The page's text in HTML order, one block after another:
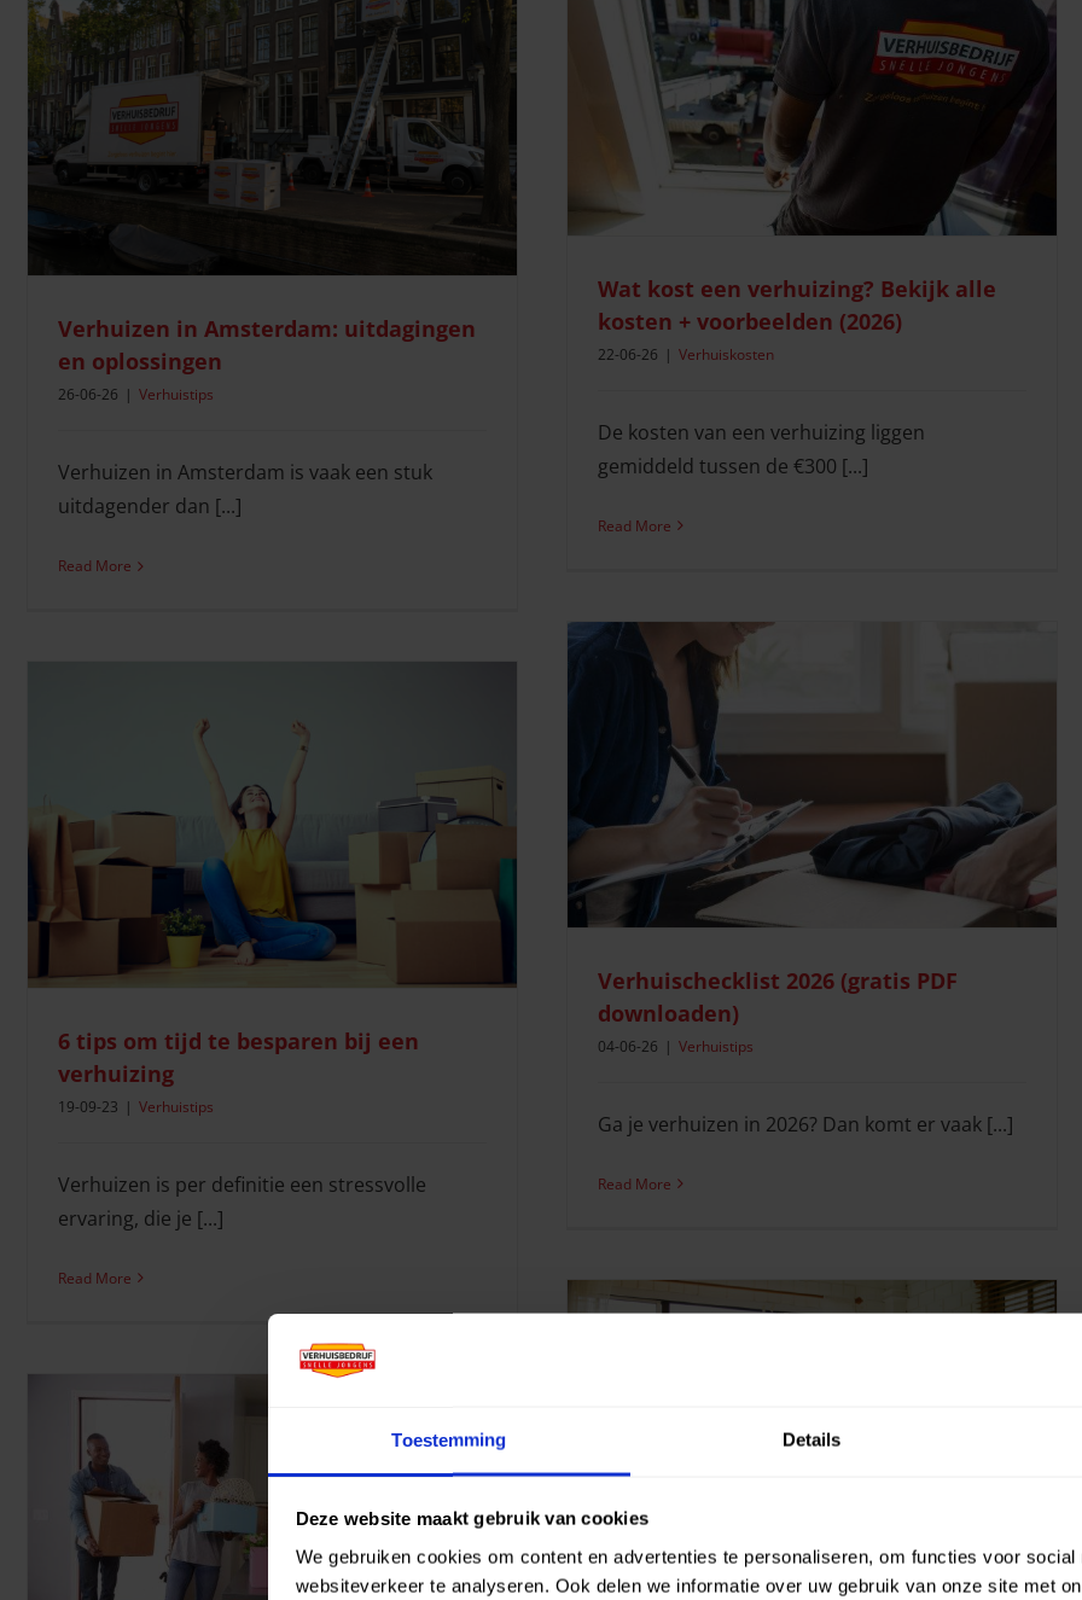
Toestemming Details
Deze website maakt gebruik van cookies
We gebruiken cookies om content en advertenties te personaliseren, om functies voor social
websiteverkeer te analyseren. Ook delen we informatie over uw gebruik van onze site met
Verhuizen in Amsterdam: uitdagingen
en oplossingen
26-06-26 | Verhuistips
Verhuizen in Amsterdam is vaak een stuk
uitdagender dan [...]
Read More
Wat kost een verhuizing? Bekijk alle kosten + voorbeelden
(2026)
Verhuiskosten
Wat kost een verhuizing? Bekijk alle
kosten + voorbeelden (2026)
22-06-26 | Verhuiskosten
De kosten van een verhuizing liggen
gemiddeld tussen de €300 [...]
Read More
Keuken inpakken bij verhuizen: de slimste aanpak
Verhuisvoorbereiding
Verhuischecklist 2026 (gratis PDF downloaden)
Verhuischecklist 2026 (gratis PDF
downloaden)
04-06-26 | Verhuistips
Ga je verhuizen in 2026? Dan komt er vaak [...]
Read More
De impact van de woningmarkt op verhuizen: is dit het
Verhuissituaties
6 tips om tijd te besparen bij een
verhuizing
19-09-23 | Verhuistips
Verhuizen is per definitie een stressvolle
ervaring, die je [...]
Read More
Verhuizen in de zomer? Lees hier onze tips